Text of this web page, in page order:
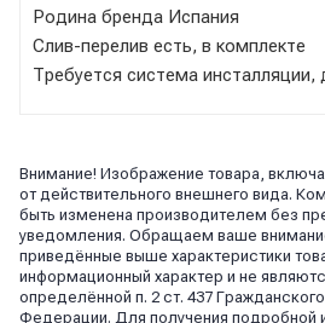
Родина бренда Испания
Слив-перелив есть, в комплекте
Требуется система инсталляции,
Внимание! Изображение товара,
от действительного внешнего вида.
быть изменена производителем без
уведомления. Обращаем ваше
приведённые выше характеристики
информационный характер и не
определённой п. 2 ст. 437
Федерации. Для получения подробной